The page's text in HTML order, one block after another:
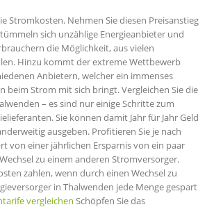
Stromkosten. Nehmen Sie diesen Preisanstieg
sich unzählige Energieanbieter und
die Möglichkeit, aus vielen
Hinzu kommt der extreme Wettbewerb
Anbietern, welcher ein immenses
beim Strom mit sich bringt. Vergleichen Sie die
– es sind nur einige Schritte zum
Sie können damit Jahr für Jahr Geld
ausgeben. Profitieren Sie je nach
von einer jährlichen Ersparnis von ein paar
zu einem anderen Stromversorger.
zahlen, wenn durch einen Wechsel zu
in Thalwenden jede Menge gespart
vergleichen Schöpfen Sie das